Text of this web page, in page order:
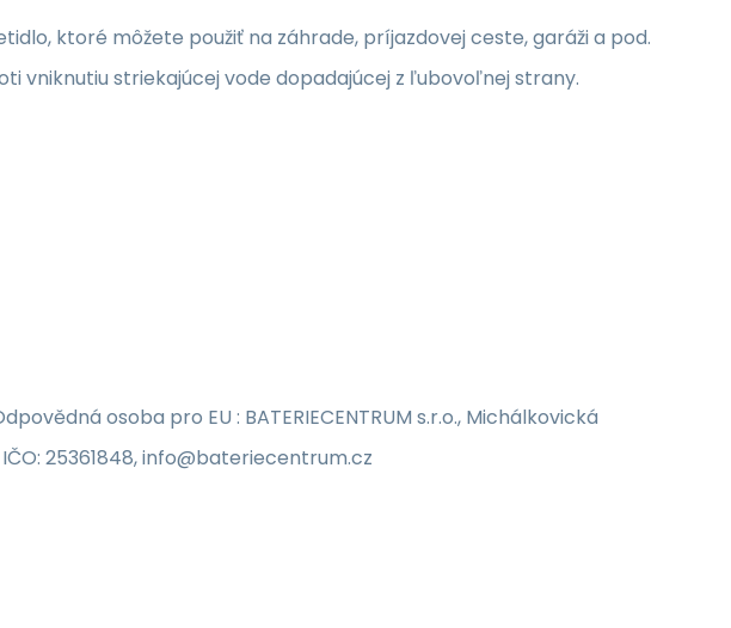
ktoré môžete použiť na záhrade, príjazdovej ceste, garáži a pod.
vniknutiu striekajúcej vode dopadajúcej z ľubovoľnej strany.
osoba pro EU : BATERIECENTRUM s.r.o., Michálkovická
25361848, info@bateriecentrum.cz